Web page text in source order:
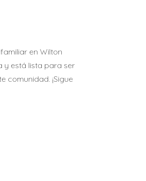
en Wilton
y está lista para ser
comunidad. ¡Sigue